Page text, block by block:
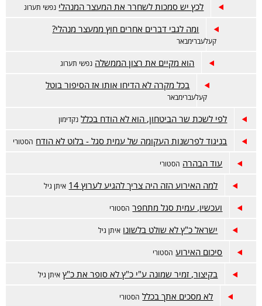
לכץ יש סמכות לשחרר את המעצר המנהלי נפשי תערוג
ומה לגבי דברים אחרים חוץ ממעצר מנהלי?
קעלעברימבאר
הוא מקיים את רצון הממשלה נפשי תערוג
בכל מקרה לא הדיחו אותו אז הסיפור בוטל
קעלעברימבאר
לפי לשכת שר הביטחון, הוא לא הודח בכלל נקדימון
בניגוד לפרשנות העקומה של עמית סגל - בלוט לא הודח הסטורי
עוד הבהרה הסטורי
למה האירוע הזה היה צריך להגיע לערוץ 14 איתן גיל
ועכשיו, עמית סגל מתחפר הסטורי
ישראל כ"ץ לא שולט בלשונו איתן גיל
סיכום האירוע הסטורי
בקיצור, זמיר שמונה ע"י כ"ץ לא סופר את כ"ץ איתן גיל
לא מסכים אתך בכלל הסטורי